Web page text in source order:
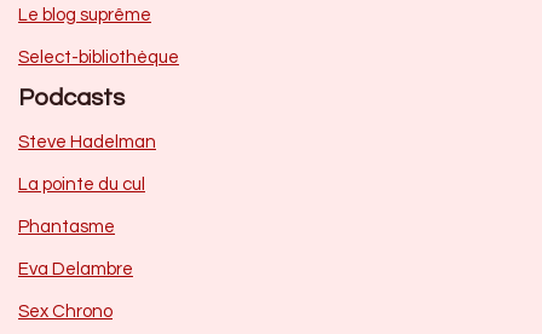
Le blog suprême
Select-bibliothèque
Podcasts
Steve Hadelman
La pointe du cul
Phantasme
Eva Delambre
Sex Chrono